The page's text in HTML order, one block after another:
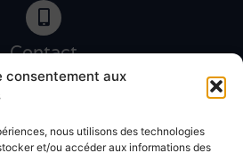
consentement aux
nous utilisons des technologies
et/ou accéder aux informations des
Contact
46 27 89 83
Contact